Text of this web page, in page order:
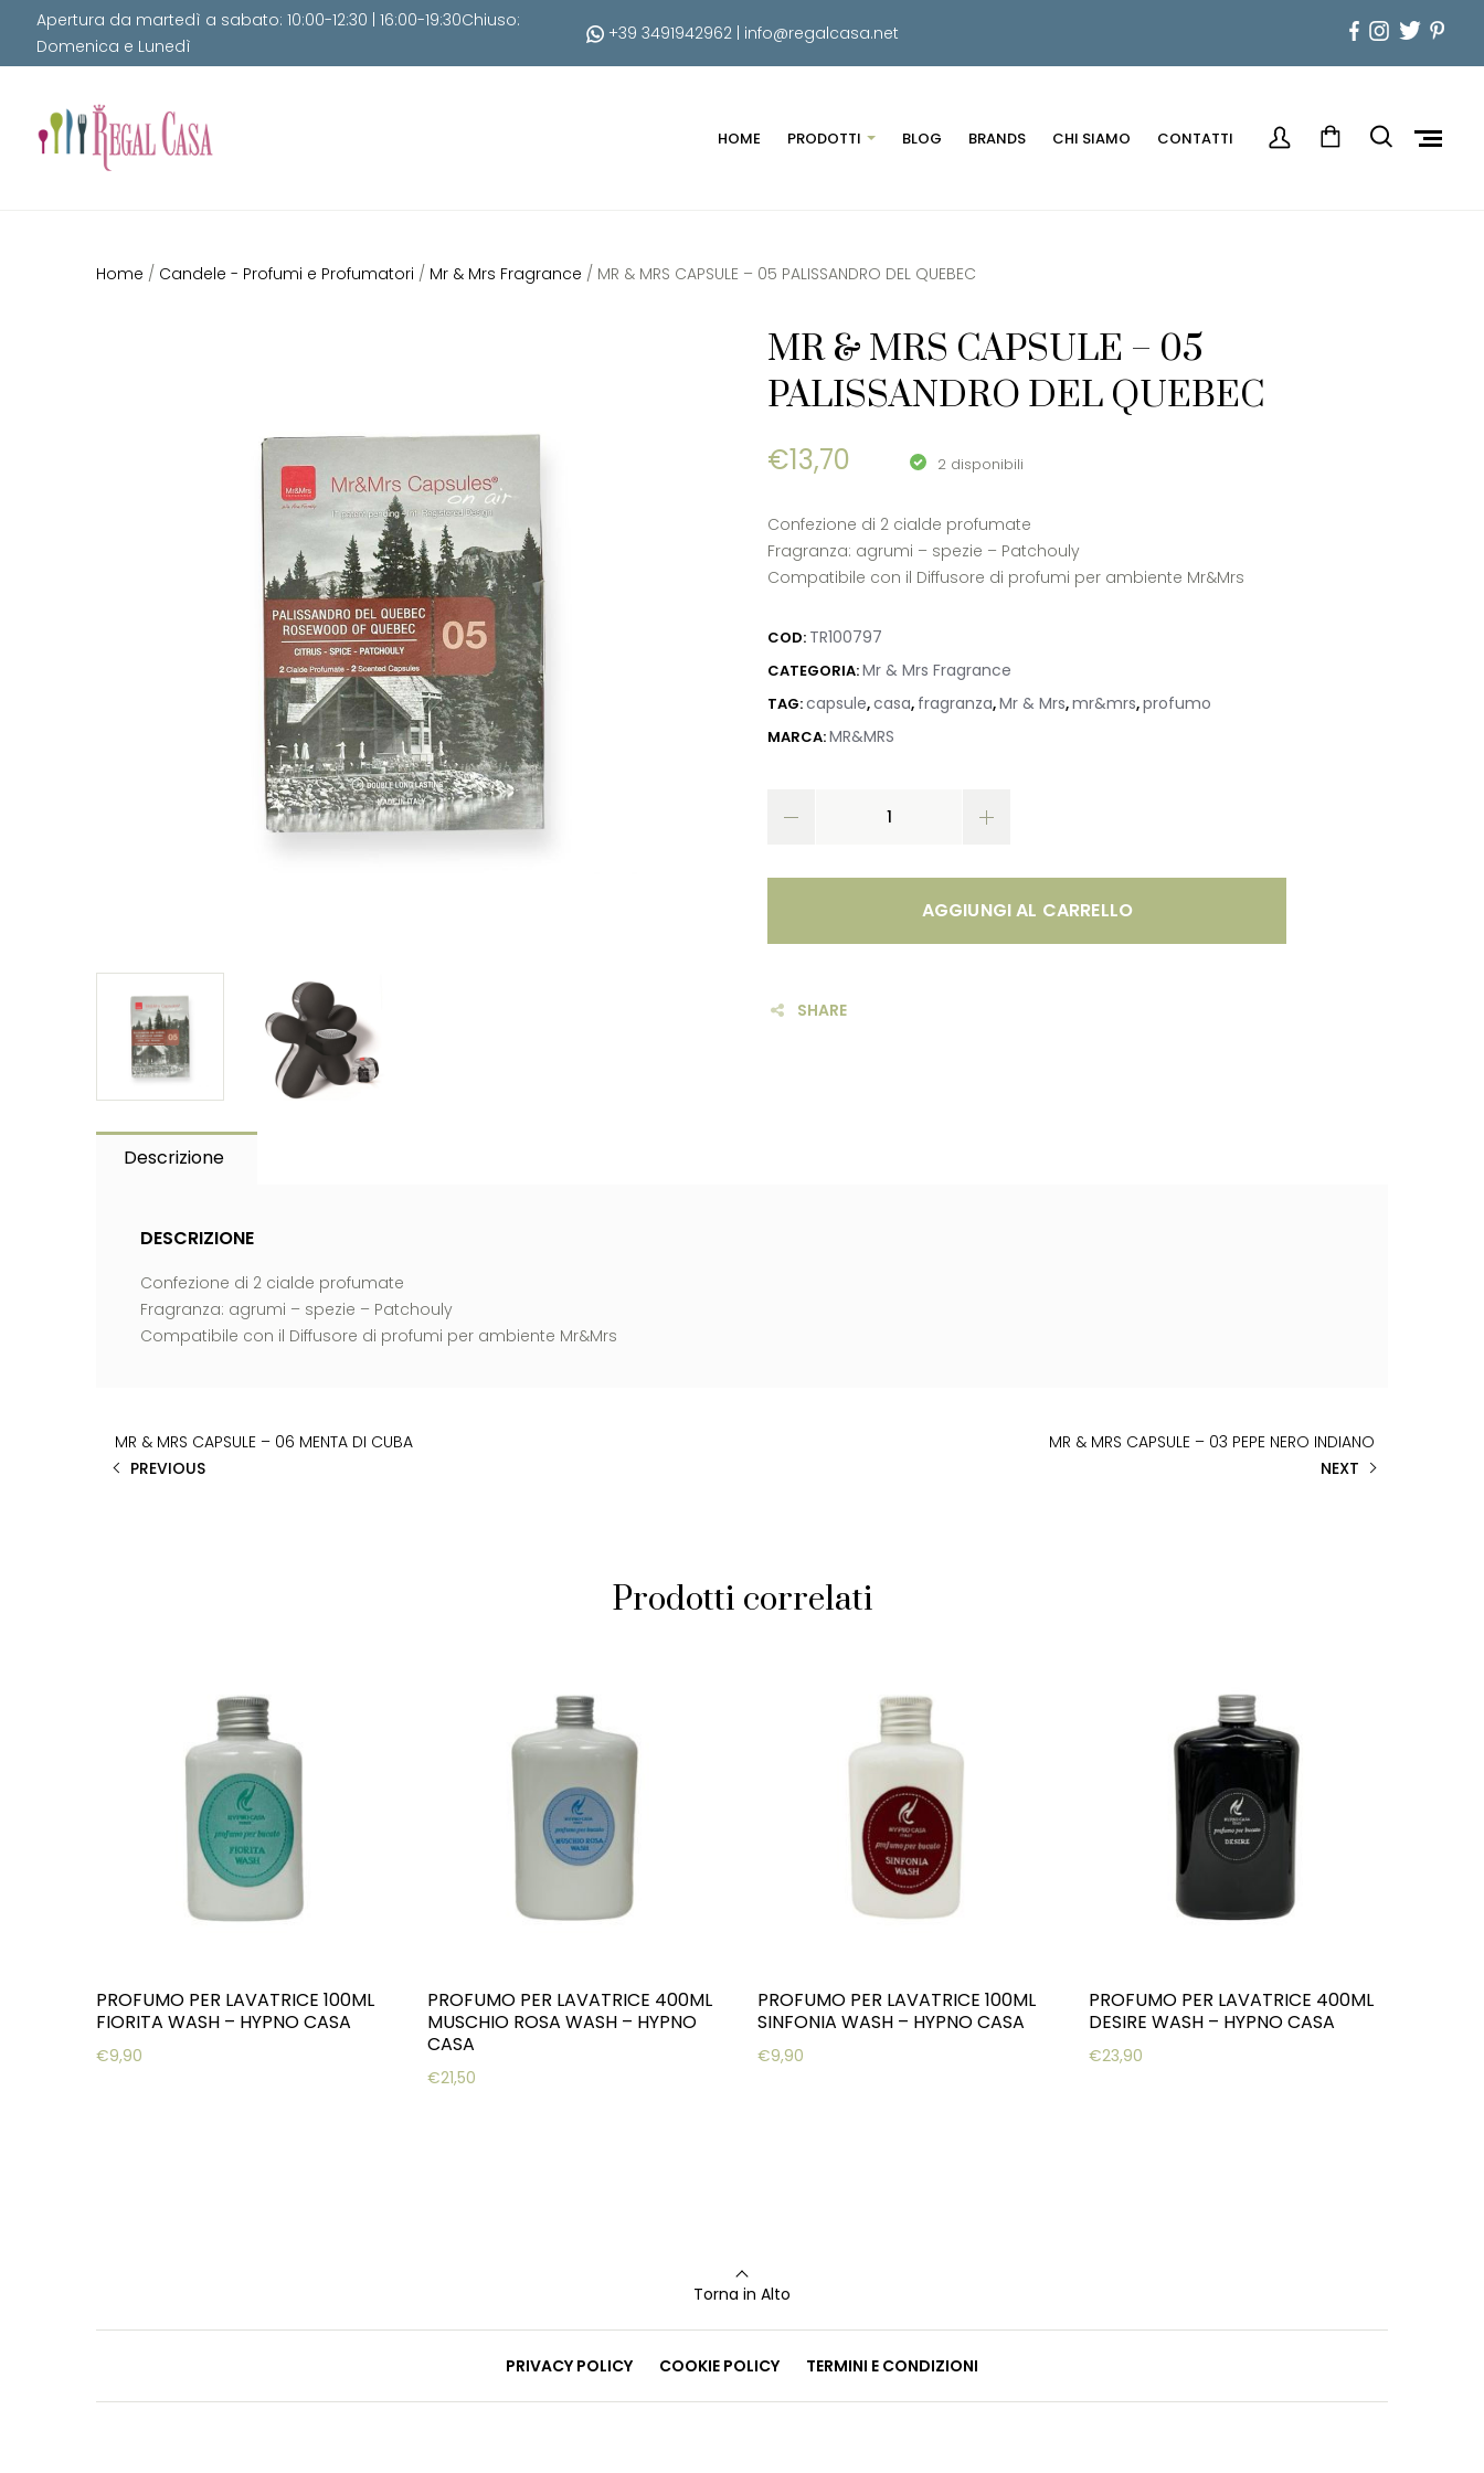
Apertura da martedì a sabato: 10:00-12:30 | 16:00-19:30Chiuso:
Domenica e Lunedì
+39 3491942962| info@regalcasa.net
HOME PRODOTTI BLOG BRANDS CHI SIAMO CONTATTI
Home / Candele - Profumi e Profumatori / Mr & Mrs Fragrance / MR & MRS CAPSULE – 05 PALISSANDRO DEL QUEBEC
MR & MRS CAPSULE – 05
PALISSANDRO DEL QUEBEC
€13,70 2 disponibili
Confezione di 2 cialde profumate
Fragranza: agrumi – spezie – Patchouly
Compatibile con il Diffusore di profumi per ambiente Mr&Mrs
COD: TR100797
CATEGORIA:Mr & Mrs Fragrance
TAG:capsule,casa, fragranza,Mr & Mrs,mr&mrs,profumo
MARCA:MR&MRS
AGGIUNGI AL CARRELLO
SHARE
Descrizione
DESCRIZIONE
Confezione di 2 cialde profumate
Fragranza: agrumi – spezie – Patchouly
Compatibile con il Diffusore di profumi per ambiente Mr&Mrs
MR & MRS CAPSULE – 06 MENTA DI CUBA
PREVIOUS
MR & MRS CAPSULE – 03 PEPE NERO INDIANO
NEXT
Prodotti correlati
PROFUMO PER LAVATRICE 100ML
FIORITA WASH – HYPNO CASA
€9,90
PROFUMO PER LAVATRICE 400ML
MUSCHIO ROSA WASH – HYPNO
CASA
€21,50
PROFUMO PER LAVATRICE 100ML
SINFONIA WASH – HYPNO CASA
€9,90
PROFUMO PER LAVATRICE 400ML
DESIRE WASH – HYPNO CASA
€23,90
Torna in Alto
PRIVACY POLICY COOKIE POLICY TERMINI E CONDIZIONI